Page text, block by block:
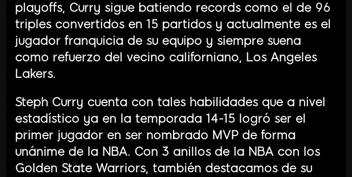
playoffs, Curry sigue batiendo records como el de 96
triples convertidos en 15 partidos y actualmente es el
jugador franquicia de su equipo y siempre suena
como refuerzo del vecino californiano, Los Angeles
Lakers.
Steph Curry cuenta con tales habilidades que a nivel
estadístico ya en la temporada 14-15 logró ser el
primer jugador en ser nombrado MVP de forma
unánime de la NBA. Con 3 anillos de la NBA con los
Golden State Warriors, también destacamos de su